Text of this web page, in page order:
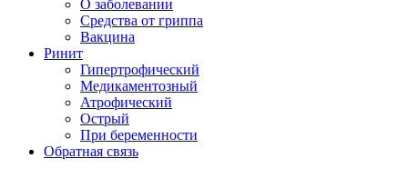
О заболевании
Средства от гриппа
Вакцина
Ринит
Гипертрофический
Медикаментозный
Атрофический
Острый
При беременности
Обратная связь